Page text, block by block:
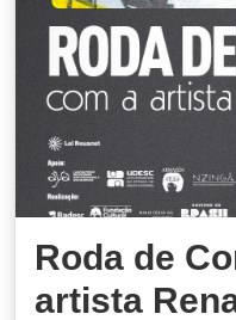
Roda de
artista